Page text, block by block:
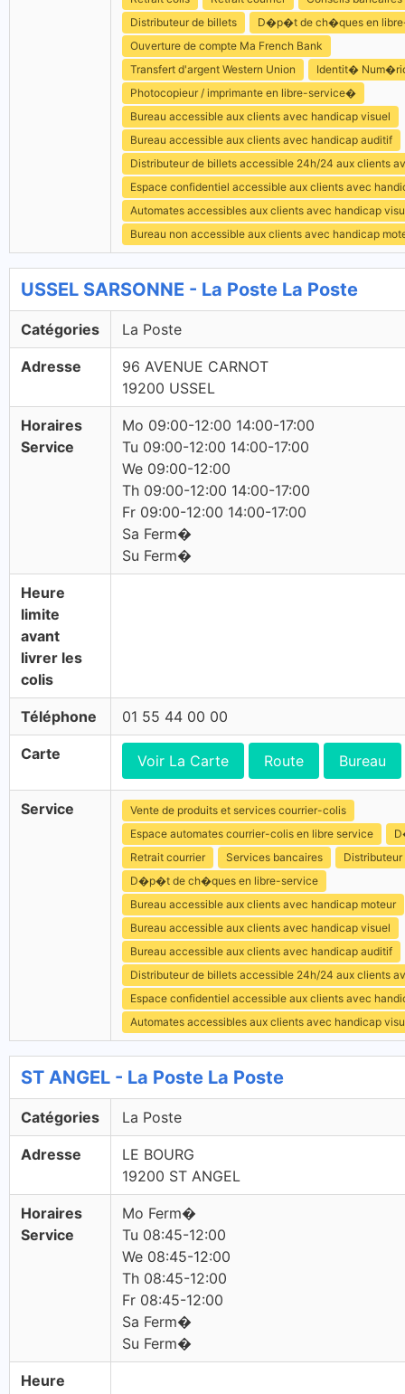
Distributeur de billets
D�p�t de ch�ques en
Ouverture de compte Ma French Bank
Transfert d'argent Western Union
Identit�
Photocopieur / imprimante en libre-service�
Bureau accessible aux clients avec handicap visuel
Bureau accessible aux clients avec handicap auditif
Distributeur de billets accessible 24h/24 aux clients
Espace confidentiel accessible aux clients avec
Automates accessibles aux clients avec handicap
Bureau non accessible aux clients avec handicap
USSEL SARSONNE - La Poste La Poste
Catégories La Poste
Adresse
96 AVENUE CARNOT
19200 USSEL
Horaires
Service
Mo 09:00-12:00 14:00-17:00
Tu 09:00-12:00 14:00-17:00
We 09:00-12:00
Th 09:00-12:00 14:00-17:00
Fr 09:00-12:00 14:00-17:00
Sa Ferm�
Su Ferm�
Heure
limite
avant
livrer les
colis
Téléphone 01 55 44 00 00
Carte Voir La Carte Route Bureau
Service
Vente de produits et services courrier-colis
Espace automates courrier-colis en libre service
Retrait courrier
Services bancaires
D�p�t de ch�ques en libre-service
Bureau accessible aux clients avec handicap moteur
Bureau accessible aux clients avec handicap visuel
Bureau accessible aux clients avec handicap auditif
Distributeur de billets accessible 24h/24 aux clients
Espace confidentiel accessible aux clients avec
Automates accessibles aux clients avec handicap
ST ANGEL - La Poste La Poste
Catégories La Poste
Adresse
LE BOURG
19200 ST ANGEL
Horaires
Service
Mo Ferm�
Tu 08:45-12:00
We 08:45-12:00
Th 08:45-12:00
Fr 08:45-12:00
Sa Ferm�
Su Ferm�
Heure